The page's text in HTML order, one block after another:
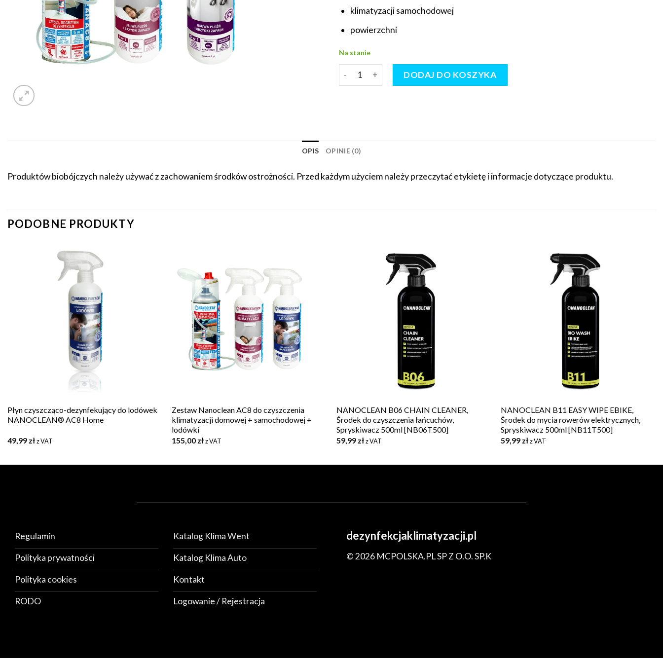
klimatyzacji samochodowej
powierzchni
Na stanie
ilość Zestaw Nanoclean AC8 do czyszczenia klimatyzacji domowej + klimatyzacji
DODAJ DO KOSZYKA
OPIS OPINIE (0)
Produktów biobójczych należy używać z zachowaniem środków ostrożności. Przed każdym użyciem należy przeczytać etykietę i informacje dotyczące produktu.
PODOBNE PRODUKTY
Płyn czyszcząco-dezynfekujący do lodówek
NANOCLEAN® AC8 Home
49,99 zł z VAT
Zestaw Nanoclean AC8 do czyszczenia
klimatyzacji domowej + samochodowej +
lodówki
155,00 zł z VAT
NANOCLEAN B06 CHAIN CLEANER,
Środek do czyszczenia łańcuchów,
Spryskiwacz 500ml [NB06T500]
59,99 zł z VAT
NANOCLEAN B11 EASY WIPE EBIKE,
Środek do mycia rowerów elektrycznych,
Spryskiwacz 500ml [NB11T500]
59,99 zł z VAT
Regulamin
Polityka prywatności
Polityka cookies
RODO
Katalog Klima Went
Katalog Klima Auto
Kontakt
Logowanie / Rejestracja
dezynfekcjaklimatyzacji.pl
© 2026 MCPOLSKA.PL SP Z O.O. SP.K